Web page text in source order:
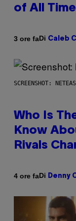
of All Time
3 ore faDi Caleb
SCREENSHOT:
Who Is
Know
Rivals
4 ore faDi Denny